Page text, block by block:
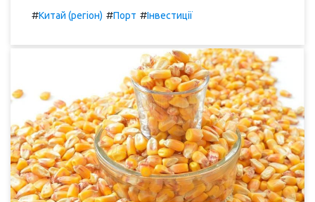
#Китай (регіон) #Порт #Інвестиції